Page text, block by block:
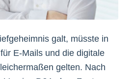
galt, müsste in
E-Mails und die digitale
gelten. Nach